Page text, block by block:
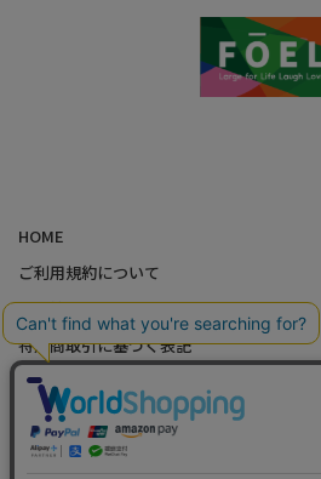
HOME
ご利用規約について
個人情報の取り扱いについて
特定商取引に基づく表記
会社概要
カード会員（情報変更/ポイント照会）
お問い合わせ